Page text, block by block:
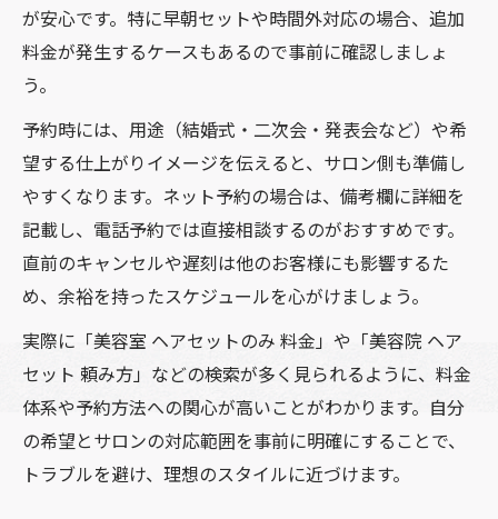
が安心です。特に早朝セットや時間外対応の場合、追加
料金が発生するケースもあるので事前に確認しましょ
う。
予約時には、用途（結婚式・二次会・発表会など）や希
望する仕上がりイメージを伝えると、サロン側も準備し
やすくなります。ネット予約の場合は、備考欄に詳細を
記載し、電話予約では直接相談するのがおすすめです。
直前のキャンセルや遅刻は他のお客様にも影響するた
め、余裕を持ったスケジュールを心がけましょう。
実際に「美容室 ヘアセットのみ 料金」や「美容院 ヘア
セット 頼み方」などの検索が多く見られるように、料金
体系や予約方法への関心が高いことがわかります。自分
の希望とサロンの対応範囲を事前に明確にすることで、
トラブルを避け、理想のスタイルに近づけます。